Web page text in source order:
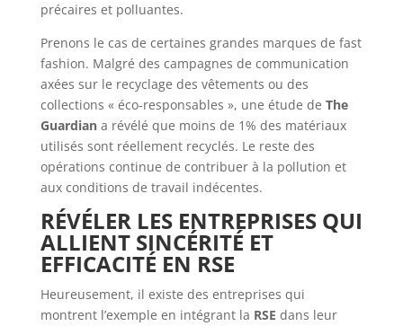
précaires et polluantes.
Prenons le cas de certaines grandes marques de fast
fashion. Malgré des campagnes de communication
axées sur le recyclage des vêtements ou des
collections « éco-responsables », une étude de The
Guardiana révélé que moins de 1% des matériaux
utilisés sont réellement recyclés. Le reste des
opérations continue de contribuer à la pollution et
aux conditions de travail indécentes.
RÉVÉLER LES ENTREPRISES QUI
ALLIENT SINCÉRITÉ ET
EFFICACITÉ EN RSE
Heureusement, il existe des entreprises qui
montrent l’exemple en intégrant la RSE dans leur